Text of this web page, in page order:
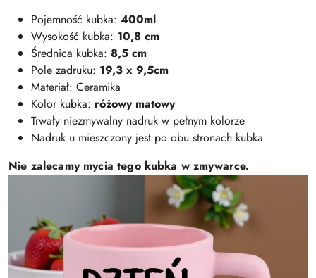
Pojemność kubka: 400ml
Wysokość kubka: 10,8 cm
Średnica kubka: 8,5 cm
Pole zadruku: 19,3 x 9,5cm
Materiał: Ceramika
Kolor kubka: różowy matowy
Trwały niezmywalny nadruk w pełnym kolorze
Nadruk u mieszczony jest po obu stronach kubka
Nie zalecamy mycia tego kubka w zmywarce.